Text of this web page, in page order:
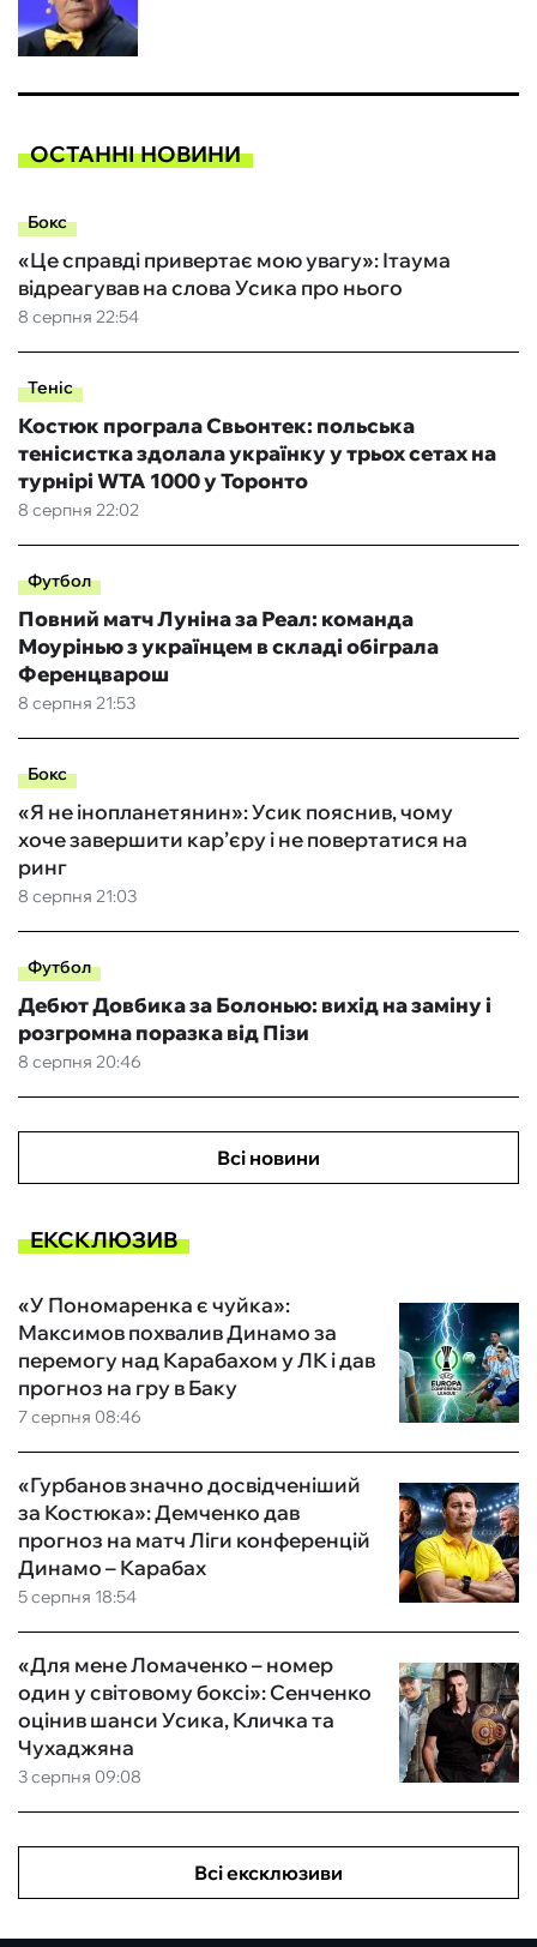
ОСТАННІ НОВИНИ
Бокс
8 серпня 22:54
«Це справді привертає мою увагу»: Ітаума
відреагував на слова Усика про нього
Теніс
8 серпня 22:02
Костюк програла Свьонтек: польська
тенісистка здолала українку у трьох сетах на
турнірі WTA 1000 у Торонто
Футбол
8 серпня 21:53
Повний матч Луніна за Реал: команда
Моурінью з українцем в складі обіграла
Ференцварош
Бокс
8 серпня 21:03
«Я не інопланетянин»: Усик пояснив, чому
хоче завершити кар’єру і не повертатися на
ринг
Футбол
8 серпня 20:46
Дебют Довбика за Болонью: вихід на заміну і
розгромна поразка від Пізи
Всі новини
ЕКСКЛЮЗИВ
7 серпня 08:46
«У Пономаренка є чуйка»:
Максимов похвалив Динамо за
перемогу над Карабахом у ЛК і дав
прогноз на гру в Баку
5 серпня 18:54
«Гурбанов значно досвідченіший
за Костюка»: Демченко дав
прогноз на матч Ліги конференцій
Динамо – Карабах
3 серпня 09:08
«Для мене Ломаченко – номер
один у світовому боксі»: Сенченко
оцінив шанси Усика, Кличка та
Чухаджяна
Всі ексклюзиви